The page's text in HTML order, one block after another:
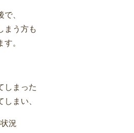
、
まう方も
。
しまった
まい、
況